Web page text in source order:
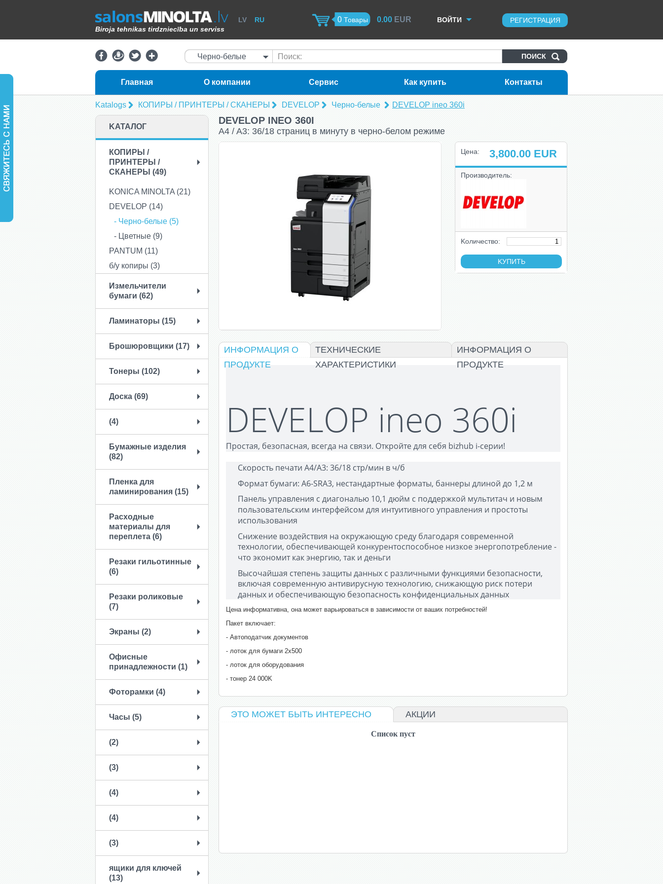
Biroja tehnikas tirdzniecība un serviss
LV RU 0 Товары 0.00 EUR BОЙТИ РЕГИСТРАЦИЯ
Черно-белые Поиск:
Главная О компании Сервис Как купить Контакты
Katalogs КОПИРЫ / ПРИНТЕРЫ / СКАНЕРЫ DEVELOP Черно-белые DEVELOP ineo 360i
KАТАЛОГ
КОПИРЫ /
ПРИНТЕРЫ /
СКАНЕРЫ (49)
KONICA MINOLTA (21)
DEVELOP (14)
- Черно-белые (5)
- Цветные (9)
PANTUM (11)
б/у копиры (3)
Измельчители
бумаги (62)
Ламинаторы (15)
Брошюровщики (17)
Тонеры (102)
Доска (69)
(4)
Бумажные изделия
(82)
Пленка для
ламинирования (15)
Расходные
материалы для
переплета (6)
Резаки гильотинные
(6)
Резаки роликовые
(7)
Экраны (2)
Офисные
принадлежности (1)
Фоторамки (4)
Часы (5)
(2)
(3)
(4)
(4)
(3)
ящики для ключей
(13)
DEVELOP INEO 360I
A4 / A3: 36/18 страниц в минуту в черно-белом режиме
Цена: 3,800.00 EUR
Производитель:
Kоличество:
ИНФОРМАЦИЯ О
ПРОДУКТЕ
TЕХНИЧЕСКИЕ
ХАРАКТЕРИСТИКИ
ИНФОРМАЦИЯ О
ПРОДУКТЕ
DEVELOP ineo 360i
Простая, безопасная, всегда на связи. Откройте для себя bizhub i-серии!
Скорость печати A4/A3: 36/18 стр/мин в ч/б
Формат бумаги: A6-SRA3, нестандартные форматы, баннеры длиной до 1,2 м
Панель управления с диагональю 10,1 дюйм с поддержкой мультитач и новым
пользовательским интерфейсом для интуитивного управления и простоты
использования
Снижение воздействия на окружающую среду благодаря современной
технологии, обеспечивающей конкурентоспособное низкое энергопотребление -
что экономит как энергию, так и деньги
Высочайшая степень защиты данных с различными функциями безопасности,
включая современную антивирусную технологию, снижающую риск потери
данных и обеспечивающую безопасность конфиденциальных данных
Цена информативна, она может варьироваться в зависимости от ваших потребностей!
Пакет включает:
- Автоподатчик документов
- лоток для бумаги 2x500
- лоток для оборудования
- тонер 24 000K
ЭТО МОЖЕТ БЫТЬ ИНТЕРЕСНО АКЦИИ
Список пуст